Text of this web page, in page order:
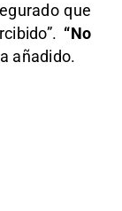
que
“No
añadido.